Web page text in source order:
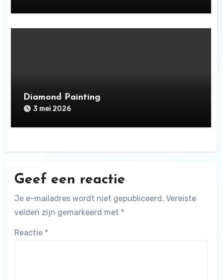
Diamond Painting
3 mei 2026
Geef een reactie
Je e-mailadres wordt niet gepubliceerd. Vereiste
velden zijn gemarkeerd met *
Reactie *